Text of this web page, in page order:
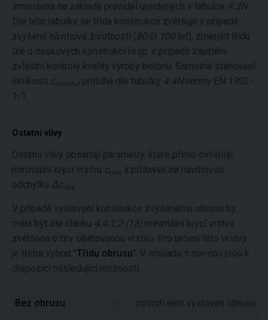
zmenšena na základě pravidel uvedených v tabulce 4.3N.
Dle této tabulky se třída konstrukce zvětšuje v případě
zvýšené návrhové životnosti ( 80či 100let), zmenšit třídu
lze u deskových konstrukcí resp. v případě zajištění
zvláštní kontroly kvality výroby betonu. Samotné stanovení
velikosti cmin,dur probíhá dle tabulky 4.4Nnormy EN 1992-
1-1.
Ostatní vlivy
Ostatní vlivy obsahují parametry, které přímo ovlivňují
minimální krycí vrstvu cmin a přídavek na návrhovou
odchylku Δcdev
V případě vystavení konstrukce zvýšenému obrusu by
měla být dle článku 4.4.1.2.(13) minimální krycí vrstva
zvětšena o tzv. obětovanou vrstvu. Pro určení této vrstvy
je třeba vybrat "Třídu obrusu". V souladu s normou jsou k
dispozici následující možnosti.
Bez obrusu povrch není vystaven obrusu,